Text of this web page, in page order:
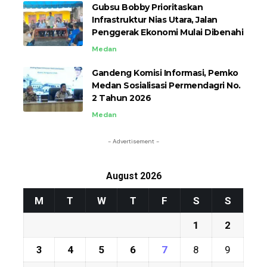
Gubsu Bobby Prioritaskan
Infrastruktur Nias Utara, Jalan
Penggerak Ekonomi Mulai Dibenahi
Medan
Gandeng Komisi Informasi, Pemko
Medan Sosialisasi Permendagri No.
2 Tahun 2026
Medan
- Advertisement -
August 2026
M T W T F S S
1 2
3 4 5 6 7 8 9